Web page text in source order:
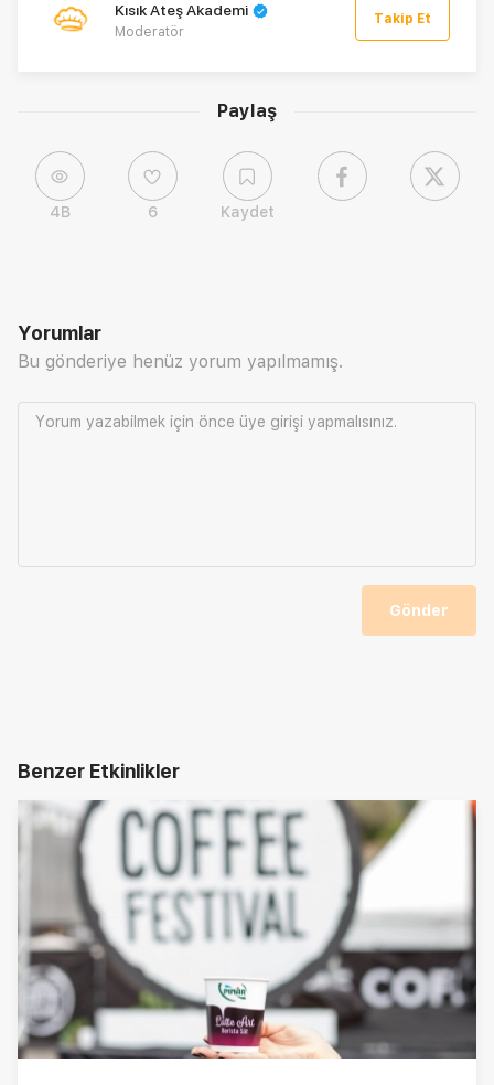
Paylaş
4B 6 Kaydet
Kısık Ateş Akademi
Moderatör
Takip Et
Yorumlar
Bu gönderiye henüz yorum yapılmamış.
Yorum yazabilmek için önce üye girişi yapmalısınız.
Gönder
Benzer Etkinlikler